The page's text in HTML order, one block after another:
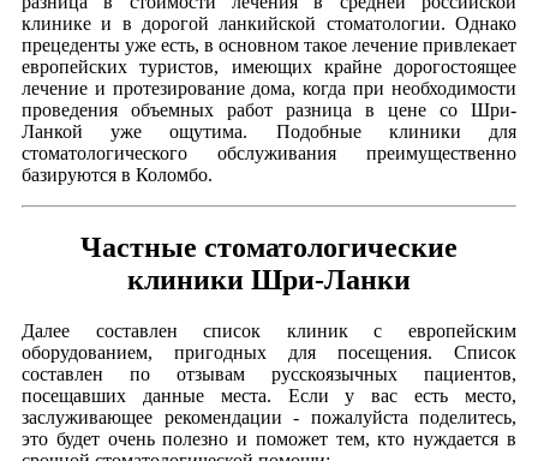
клинике и в дорогой ланкийской стоматологии. Однако
прецеденты уже есть, в основном такое лечение привлекает
европейских туристов, имеющих крайне дорогостоящее
лечение и протезирование дома, когда при необходимости
проведения объемных работ разница в цене со Шри-
Ланкой уже ощутима. Подобные клиники для
стоматологического обслуживания преимущественно
базируются в Коломбо.
Частные стоматологические
клиники Шри-Ланки
Далее составлен список клиник с европейским
оборудованием, пригодных для посещения. Список
составлен по отзывам русскоязычных пациентов,
посещавших данные места. Если у вас есть место,
заслуживающее рекомендации - пожалуйста поделитесь,
это будет очень полезно и поможет тем, кто нуждается в